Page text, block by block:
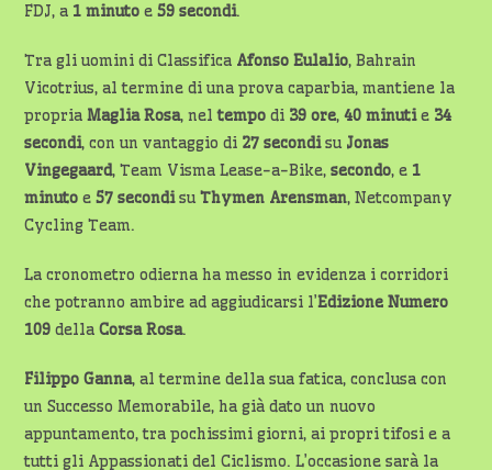
FDJ, a 1 minuto e59 secondi.
Tra gli uomini di Classifica Afonso Eulalio, Bahrain
Vicotrius, al termine di una prova caparbia, mantiene la
propriaMaglia Rosa, neltempo di 39 ore,40 minutie 34
secondi, con un vantaggio di 27 secondisu Jonas
Vingegaard, Team Visma Lease-a-Bike,secondo, e 1
minuto e57secondisuThymen Arensman, Netcompany
Cycling Team.
La cronometro odierna ha messo in evidenza i corridori
che potranno ambire ad aggiudicarsi l’Edizione Numero
109 dellaCorsa Rosa.
Filippo Ganna, al termine della sua fatica, conclusa con
un Successo Memorabile, ha già dato un nuovo
appuntamento, tra pochissimi giorni, ai propri tifosi e a
tutti gli Appassionati del Ciclismo. L’occasione sarà la